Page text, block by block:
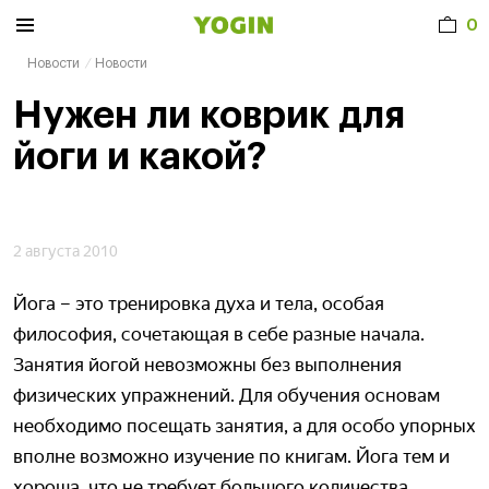
0
Новости Новости
Нужен ли коврик для
йоги и какой?
2 августа 2010
Йога – это тренировка духа и тела, особая
философия, сочетающая в себе разные начала.
Занятия йогой невозможны без выполнения
физических упражнений. Для обучения основам
необходимо посещать занятия, а для особо упорных
вполне возможно изучение по книгам. Йога тем и